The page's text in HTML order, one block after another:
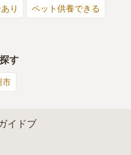
り ペット供養できる
す
市